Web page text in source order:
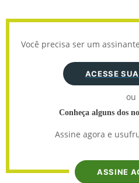
Você precisa ser um
ACESSE
ou
Conheça alguns dos
Assine agora e
ASSINE